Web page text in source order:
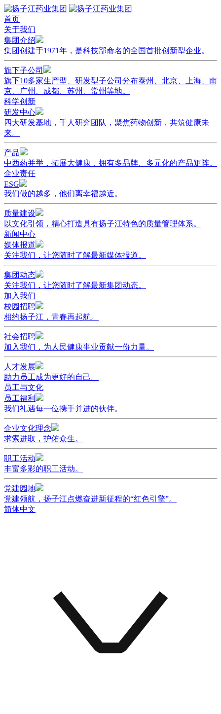
首页
关于我们
集团介绍
集团创建于1971年，是科技部命名的全国首批创新型企业。
旗下子公司
旗下10多家生产型、研发型子公司分布泰州、北京、上海、南
京、广州、成都、苏州、常州等地。
科学创新
研发中心
四大研发基地，千人研究团队，聚焦药物创新，共筑健康未
来。
产品
中西药并举，拓展大健康，拥有多品牌、多元化的产品矩阵。
企业责任
ESG
我们做的越多，他们离幸福越近。
质量建设
以文化引领，精心打造具有扬子江特色的质量管理体系。
新闻中心
媒体报道
关注我们，让您随时了解最新媒体报道。
集团动态
关注我们，让您随时了解最新集团动态。
加入我们
校园招聘
相约扬子江，青春再起航。
社会招聘
加入我们，为人民健康事业贡献一份力量。
人才发展
助力员工成为更好的自己。
员工与文化
员工福利
我们礼遇每一位携手并进的伙伴。
企业文化理念
求索进取，护佑众生。
职工活动
丰富多彩的职工活动。
党建园地
党建领航，扬子江点燃奋进新征程的“红色引擎”。
简体中文